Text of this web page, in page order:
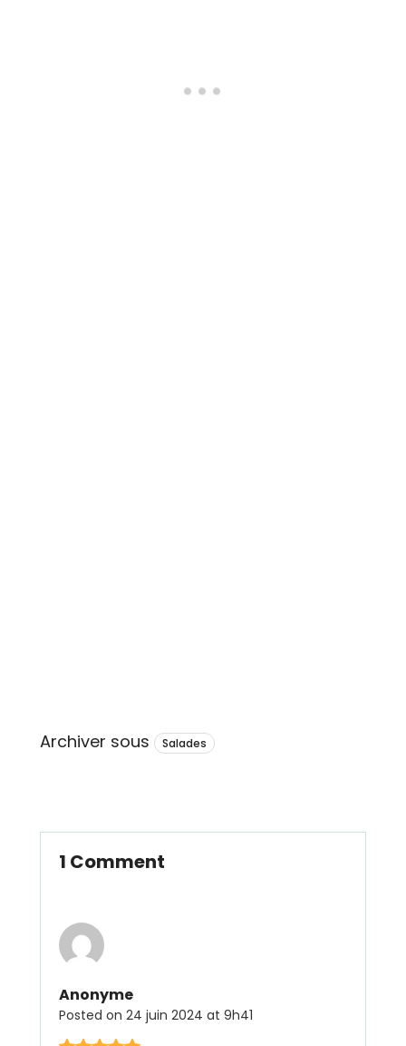
Archiver sous Salades
1 Comment
Anonyme
Posted on 24 juin 2024 at 9h41